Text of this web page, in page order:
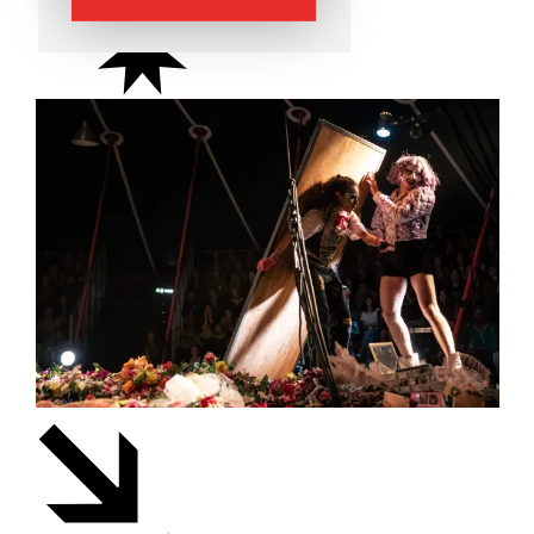
Cirque Théâtre